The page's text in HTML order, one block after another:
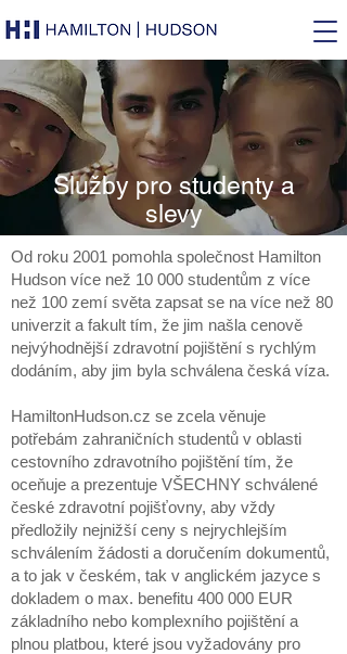
Služby pro studenty a
slevy
Od roku 2001 pomohla společnost Hamilton
Hudson více než 10 000 studentům z více
než 100 zemí světa zapsat se na více než 80
univerzit a fakult tím, že jim našla cenově
nejvýhodnější zdravotní pojištění s rychlým
dodáním, aby jim byla schválena česká víza.
HamiltonHudson.cz se zcela věnuje
potřebám zahraničních studentů v oblasti
cestovního zdravotního pojištění tím, že
oceňuje a prezentuje VŠECHNY schválené
české zdravotní pojišťovny, aby vždy
předložily nejnižší ceny s nejrychlejším
schválením žádosti a doručením dokumentů,
a to jak v českém, tak v anglickém jazyce s
dokladem o max. benefitu 400 000 EUR
základního nebo komplexního pojištění a
plnou platbou, které jsou vyžadovány pro